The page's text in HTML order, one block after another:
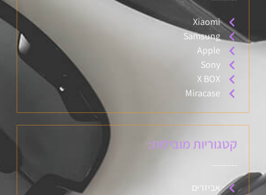
Xiaomi
Samsung
Apple
Sony
X BOX
Miracase
קטגוריות מובילות:
אביזרים